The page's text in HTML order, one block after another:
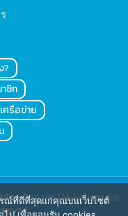
?
ชิก
ครือข่าย
คร จิตอาสา | Volunteerspirit
รณ์ที่ดีที่สุดแก่คุณบนเว็บไซต์